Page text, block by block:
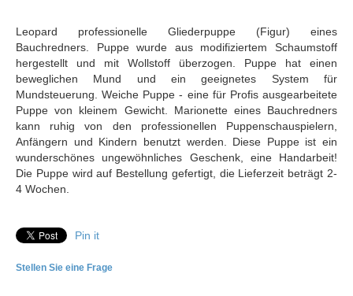
Leopard professionelle Gliederpuppe (Figur) eines
Bauchredners. Puppe wurde aus modifiziertem Schaumstoff
hergestellt und mit Wollstoff überzogen. Puppe hat einen
beweglichen Mund und ein geeignetes System für
Mundsteuerung. Weiche Puppe - eine für Profis ausgearbeitete
Puppe von kleinem Gewicht. Marionette eines Bauchredners
kann ruhig von den professionellen Puppenschauspielern,
Anfängern und Kindern benutzt werden. Diese Puppe ist ein
wunderschönes ungewöhnliches Geschenk, eine Handarbeit!
Die Puppe wird auf Bestellung gefertigt, die Lieferzeit beträgt 2-
4 Wochen.
Pin it
Stellen Sie eine Frage